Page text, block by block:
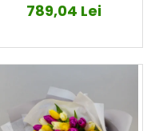
789,04 Lei